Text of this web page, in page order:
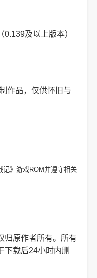
0.139及以上版本）
作品，仅供怀旧与
记》游戏ROM并遵守相关
归原作者所有。所有
下载后24小时内删